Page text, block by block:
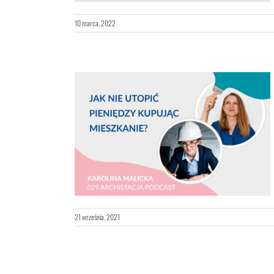
10 marca, 2022
21 września, 2021